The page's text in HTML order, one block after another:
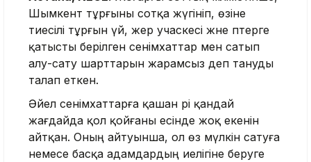
Шымкент тұрғыны сотқа жүгініп, өзіне
тиесілі тұрғын үй, жер учаскесі және пәтерге
қатысты берілген сенімхаттар мен сатып
алу-сату шарттарын жарамсыз деп тануды
талап еткен.
Әйел сенімхаттарға қашан әрі қандай
жағдайда қол қойғаны есінде жоқ екенін
айтқан. Оның айтуынша, ол өз мүлкін сатуға
немесе басқа адамдардың иелігіне беруге